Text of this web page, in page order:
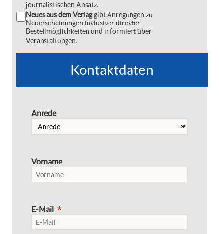
journalistischen Ansatz.
Neues aus dem Verlaggibt Anregungen zu
Neuerscheinungen inklusiver direkter
Bestellmöglichkeiten und informiert über
Veranstaltungen.
Kontaktdaten
Anrede
Vorname
E-Mail